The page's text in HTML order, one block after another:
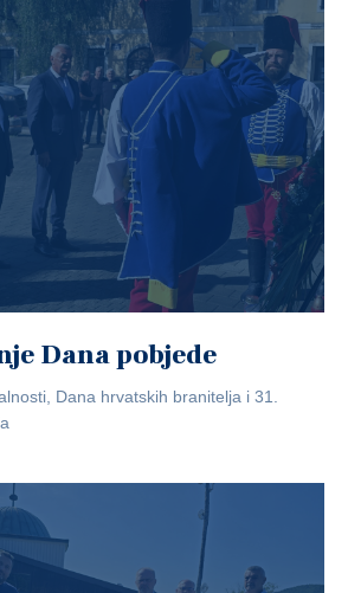
Dana pobjede
Dana hrvatskih branitelja i 31.